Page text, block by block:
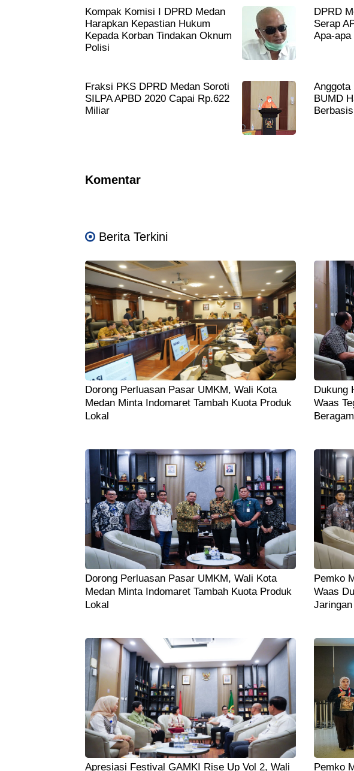
Kompak Komisi I DPRD Medan
Harapkan Kepastian Hukum
Kepada Korban Tindakan Oknum
Polisi
DPRD
Serap
Apa-apa
Fraksi PKS DPRD Medan Soroti
SILPA APBD 2020 Capai Rp.622
Miliar
Anggota
BUMD
Komentar
Berita Terkini
Dorong Perluasan Pasar UMKM, Wali Kota
Medan Minta Indomaret Tambah Kuota Produk
Lokal
Dukung
Waas
Dorong Perluasan Pasar UMKM, Wali Kota
Medan Minta Indomaret Tambah Kuota Produk
Lokal
Pemko
Waas
Apresiasi Festival GAMKI Rise Up Vol 2, Wali Pemko